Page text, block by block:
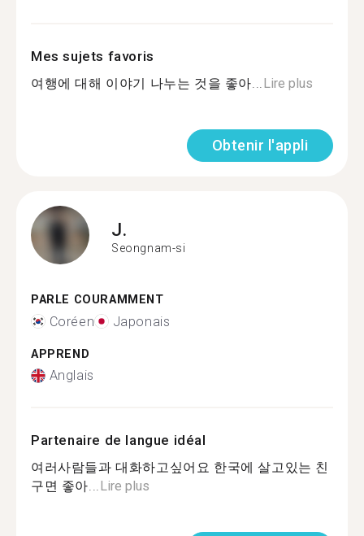
Mes sujets favoris
여행에 대해 이야기 나누는 것을 좋아...Lire plus
Obtenir l'appli
J.
Seongnam-si
PARLE COURAMMENT
Coréen Japonais
APPREND
Anglais
Partenaire de langue idéal
여러사람들과 대화하고싶어요 한국에 살고있는 친
구면 좋아...Lire plus